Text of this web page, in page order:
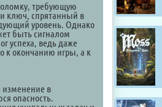
требующую
ключ, спрятанный в
уровень. Однако
быть сигналом
успеха, ведь даже
к окончанию игры, а к
в
опасность.